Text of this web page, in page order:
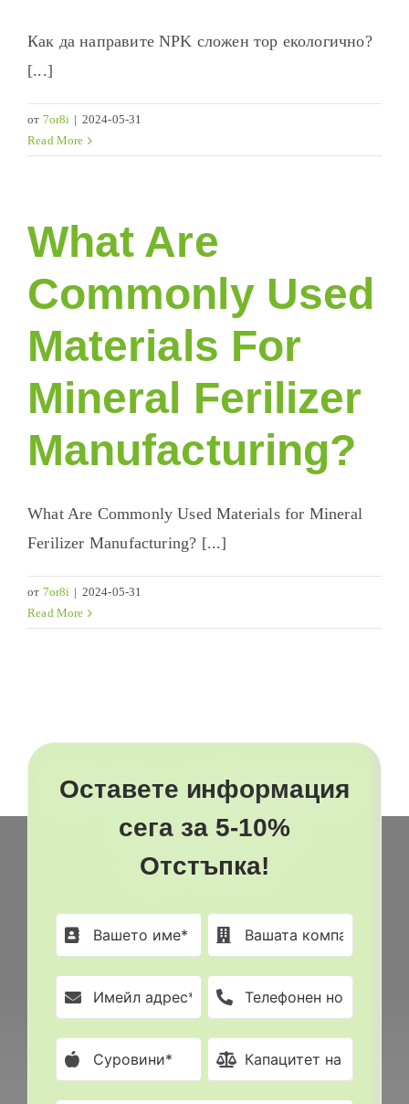
Как да направите NPK сложен тор екологично?
[...]
от 7or8i | 2024-05-31
Read More
What Are
Commonly Used
Materials For
Mineral Ferilizer
Manufacturing?
What Are Commonly Used Materials for Mineral
Ferilizer Manufacturing? [...]
от 7or8i | 2024-05-31
Read More
Оставете информация
сега за 5-10%
Отстъпка!